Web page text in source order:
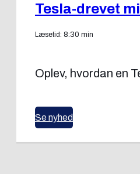
Tesla-drevet
Læsetid: 8:30 min
Oplev, hvordan en
Se nyhed